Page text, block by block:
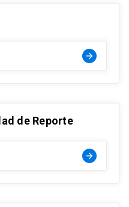
arrow_forward
de Reporte
arrow_forward